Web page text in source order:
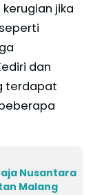
jika
dan
terdapat
Nusantara
Malang